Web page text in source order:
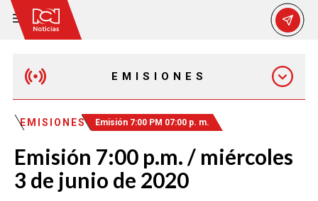
EMISIONES
EMISIÓN 12:30 PM
EMISIÓN 7:00 PM
EMISIONES Emisión 7:00 PM 07:00 p. m.
Emisión 7:00 p.m. / miércoles
3 de junio de 2020